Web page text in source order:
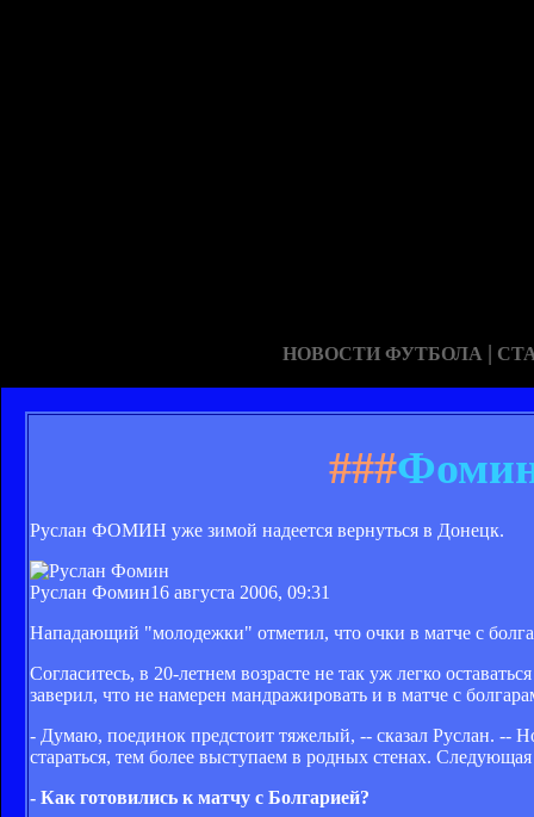
НОВОСТИ ФУТБОЛА |
###
Руслан ФОМИН уже зимой надеется вернуться в Донецк.
Руслан Фомин16 августа 2006, 09:31
Нападающий "молодежки" отметил, что очки в матче с
Согласитесь, в 20-летнем возрасте не так уж легко
заверил, что не намерен мандражировать и в матче с
- Думаю, поединок предстоит тяжелый, -- сказал Руслан. --
стараться, тем более выступаем в родных стенах.
- Как готовились к матчу с Болгарией?